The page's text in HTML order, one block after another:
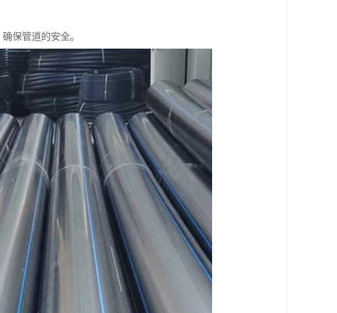
保管道的安全。